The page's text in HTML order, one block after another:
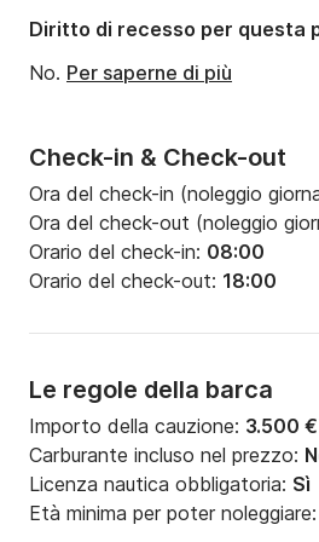
Check-in & Check-out
Ora del check-in (noleggio
Ora del check-out (noleggio
Orario del check-in: 08:00
Orario del check-out: 18:00
Le regole della barca
Importo della cauzione: 3.500 €
Carburante incluso nel prezzo:
Licenza nautica obbligatoria: Sì
Età minima per poter noleggiare:
Diritto di recesso per questa
No. Per saperne di più